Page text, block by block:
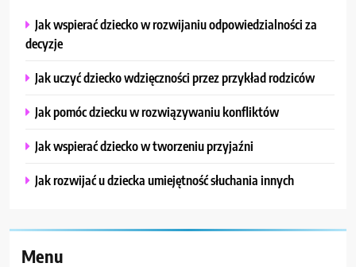
Jak wspierać dziecko w rozwijaniu odpowiedzialności za
decyzje
Jak uczyć dziecko wdzięczności przez przykład rodziców
Jak pomóc dziecku w rozwiązywaniu konfliktów
Jak wspierać dziecko w tworzeniu przyjaźni
Jak rozwijać u dziecka umiejętność słuchania innych
Menu